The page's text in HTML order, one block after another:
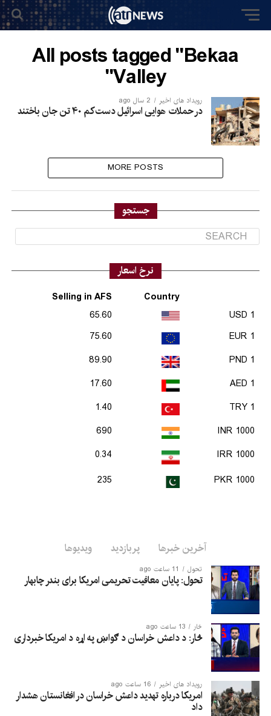
All posts tagged "Bekaa
Valley"
رویداد های اخیر 2 سال ago
در حملات هوایی اسرائیل دست کم ۴۰ تن جان باختند
MORE POSTS
جستجو
نرخ اسعار
Country
Selling in AFS
1 USD
65.60
1 EUR
75.60
1 PND
89.90
1 AED
17.60
1 TRY
1.40
1000 INR
690
1000 IRR
0.34
1000 PKR
235
آخرین خبرها پربازدید ویدیوها
تحول 11 ساعت ago
تحول: پایان معافیت تحریمی امریکا برای بندر چابهار
څار 13 ساعت ago
څار: د داعش خراسان د ګواښ په اړه د امریکا خبرداری
رویداد های اخیر 16 ساعت ago
امریکا درباره تهدید داعش خراسان در افغانستان هشدار
داد